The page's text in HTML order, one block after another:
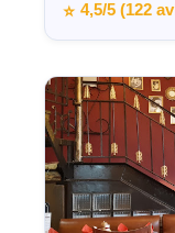
⭐ 4,5/5 (122